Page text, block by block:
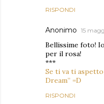
RISPONDI
Anonimo 15
Bellissime foto!
per il rosa!
***
Se ti va ti
Dream” =D
RISPONDI